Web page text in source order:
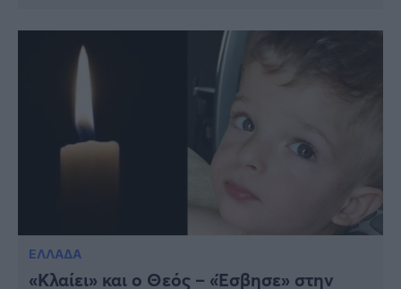
ΕΛΛΑΔΑ
«Κλαίει» και ο Θεός – «Έσβησε» στην